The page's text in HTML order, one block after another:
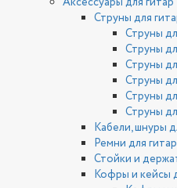
Струны для
Струны
Струны
Струны
Струны
Струны
Струны
Кабели, шнуры
Ремни для гитар
Стойки и
Кофры и кейсы